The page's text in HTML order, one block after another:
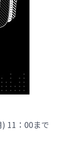
11：00まで